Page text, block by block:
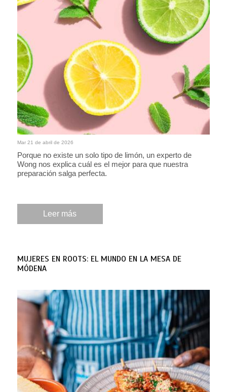
Mar 21 de abril de 2026
Porque no existe un solo tipo de limón, un experto de
Wong nos explica cuál es el mejor para que nuestra
preparación salga perfecta.
Leer más
MUJERES EN ROOTS: EL MUNDO EN LA MESA DE
MÓDENA